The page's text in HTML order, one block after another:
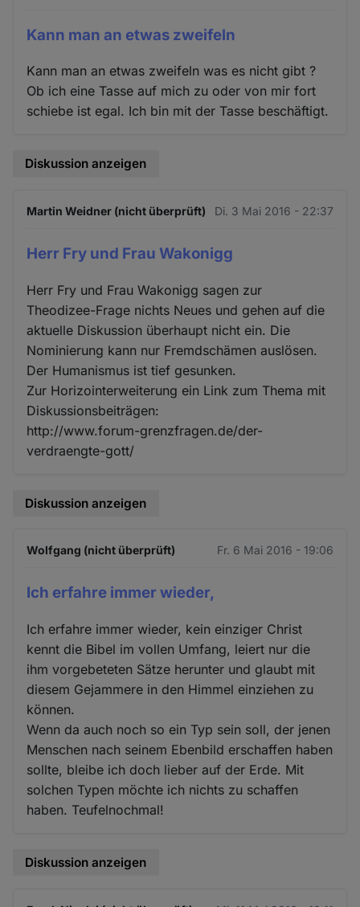
Kann man an etwas zweifeln
Kann man an etwas zweifeln was es nicht gibt ?
Ob ich eine Tasse auf mich zu oder von mir fort
schiebe ist egal. Ich bin mit der Tasse beschäftigt.
Diskussion anzeigen
Martin Weidner (nicht überprüft) Di. 3 Mai 2016 - 22:37
Herr Fry und Frau Wakonigg
Herr Fry und Frau Wakonigg sagen zur
Theodizee-Frage nichts Neues und gehen auf die
aktuelle Diskussion überhaupt nicht ein. Die
Nominierung kann nur Fremdschämen auslösen.
Der Humanismus ist tief gesunken.
Zur Horizointerweiterung ein Link zum Thema mit
Diskussionsbeiträgen:
http://www.forum-grenzfragen.de/der-
verdraengte-gott/
Diskussion anzeigen
Wolfgang (nicht überprüft) Fr. 6 Mai 2016 - 19:06
Ich erfahre immer wieder,
Ich erfahre immer wieder, kein einziger Christ
kennt die Bibel im vollen Umfang, leiert nur die
ihm vorgebeteten Sätze herunter und glaubt mit
diesem Gejammere in den Himmel einziehen zu
können.
Wenn da auch noch so ein Typ sein soll, der jenen
Menschen nach seinem Ebenbild erschaffen haben
sollte, bleibe ich doch lieber auf der Erde. Mit
solchen Typen möchte ich nichts zu schaffen
haben. Teufelnochmal!
Diskussion anzeigen